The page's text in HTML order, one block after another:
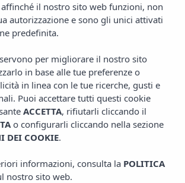
il nostro sito web funzioni, non
autorizzazione e sono gli unici attivati
predefinita.
per migliorare il nostro sito
in base alle tue preferenze o
in linea con le tue ricerche, gusti e
Puoi accettare tutti questi cookie
ACCETTA, rifiutarli cliccando il
o configurarli cliccando nella sezione
DEI COOKIE.
informazioni, consulta la POLITICA
nostro sito web.